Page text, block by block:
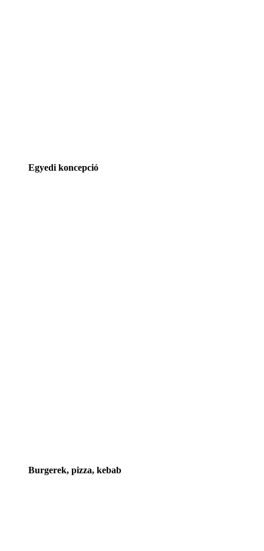
Egyedi koncepció
Burgerek, pizza, kebab